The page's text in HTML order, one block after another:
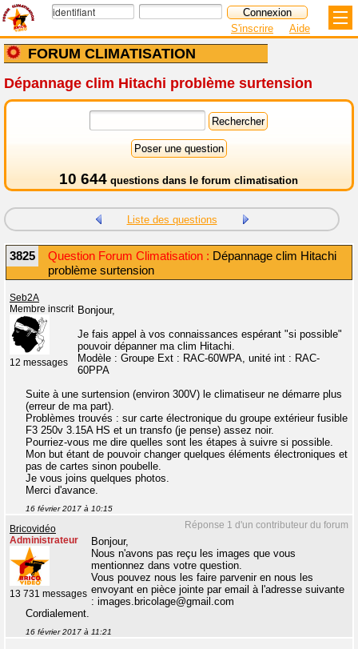
FORUM CLIMATISATION
S'inscrire Aide
Dépannage clim Hitachi problème surtension
10 644 questions dans le forum climatisation
Liste des questions
3825 Question Forum Climatisation : Dépannage clim Hitachi
problème surtension
Seb2A
Membre inscrit
12 messages
Bonjour,
Je fais appel à vos connaissances espérant "si possible"
pouvoir dépanner ma clim Hitachi.
Modèle : Groupe Ext : RAC-60WPA, unité int : RAC-
60PPA
Suite à une surtension (environ 300V) le climatiseur ne démarre plus
(erreur de ma part).
Problèmes trouvés : sur carte électronique du groupe extérieur fusible
F3 250v 3.15A HS et un transfo (je pense) assez noir.
Pourriez-vous me dire quelles sont les étapes à suivre si possible.
Mon but étant de pouvoir changer quelques éléments électroniques et
pas de cartes sinon poubelle.
Je vous joins quelques photos.
Merci d'avance.
16 février 2017 à 10:15
Réponse 1 d'un contributeur du forum
Bricovidéo
Administrateur
13 731 messages
Bonjour,
Nous n'avons pas reçu les images que vous
mentionnez dans votre question.
Vous pouvez nous les faire parvenir en nous les
envoyant en pièce jointe par email à l'adresse suivante
: images.bricolage@gmail.com
Cordialement.
16 février 2017 à 11:21